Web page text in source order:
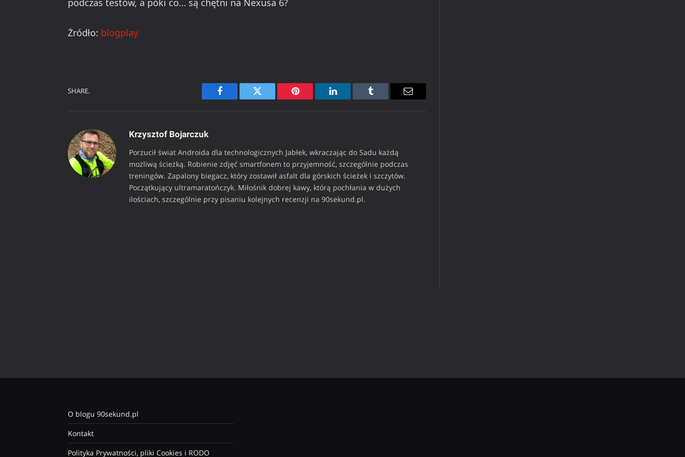
podczas testów, a póki co… są chętni na Nexusa 6?
Żródło: blogplay
SHARE.
Facebook Twitter Pinterest LinkedIn Tumblr Email
Krzysztof Bojarczuk
Porzucił świat Androida dla technologicznych Jabłek, wkraczając do Sadu każdą
możliwą ścieżką. Robienie zdjęć smartfonem to przyjemność, szczególnie podczas
treningów. Zapalony biegacz, który zostawił asfalt dla górskich ścieżek i szczytów.
Początkujący ultramaratończyk. Miłośnik dobrej kawy, którą pochłania w dużych
ilościach, szczególnie przy pisaniu kolejnych recenzji na 90sekund.pl.
O blogu 90sekund.pl
Kontakt
Polityka Prywatności, pliki Cookies i RODO